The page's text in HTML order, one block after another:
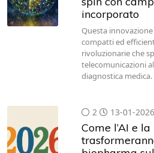
incorporato
Questa
compatti ed
rivoluzionarie che
telecomunicazioni
diagnostica medica.
2 13-01-2026
Come l’AI e